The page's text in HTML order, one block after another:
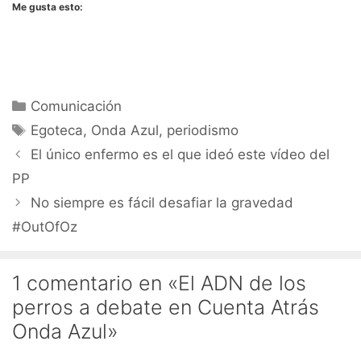
Me gusta esto:
Categorías
Comunicación
Etiquetas
Egoteca, Onda Azul, periodismo
El único enfermo es el que ideó este vídeo del
PP
No siempre es fácil desafiar la gravedad
#OutOfOz
1 comentario en «El ADN de los
perros a debate en Cuenta Atrás
Onda Azul»